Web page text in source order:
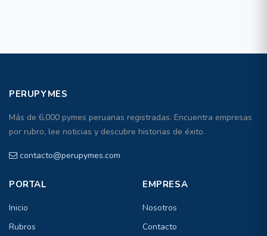
PERUPYMES
Más de 6,000 pymes peruanas registradas. Encuentra empresas
por rubro, lee noticias y descubre historias de éxito.
contacto@perupymes.com
PORTAL
Inicio
Rubros
EMPRESA
Nosotros
Contacto